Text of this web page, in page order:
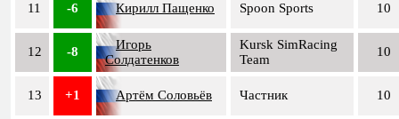
11 -6 Кирилл Пащенко Spoon Sports 10
12 -8
Игорь
Солдатенков
Kursk SimRacing
Team
10
13 +1 Артём Соловьёв Частник 10